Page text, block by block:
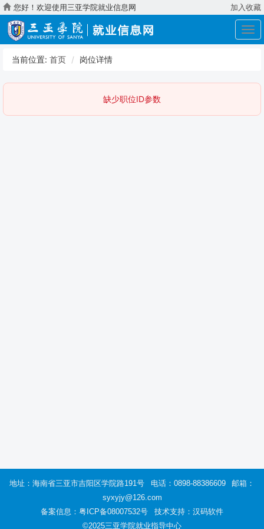
您好！欢迎使用三亚学院就业信息网 加入收藏
展
开
当前位置: 首页 岗位详情
缺少职位ID参数
地址：海南省三亚市吉阳区学院路191号 电话：0898-88386609
邮箱：
syxyjy@126.com
备案信息：粤ICP备08007532号
技术支持：汉码软件
©2025三亚学院就业指导中心